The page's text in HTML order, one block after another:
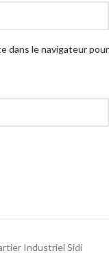
dans le navigateur pour
Industriel Sidi